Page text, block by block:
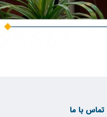
تماس با ما